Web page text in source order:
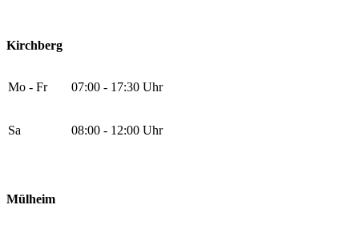
Kirchberg
Mo - Fr 07:00 - 17:30 Uhr
Sa 08:00 - 12:00 Uhr
Mülheim